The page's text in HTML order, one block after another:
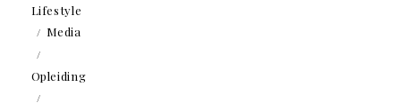
Lifestyle
Media
Opleiding